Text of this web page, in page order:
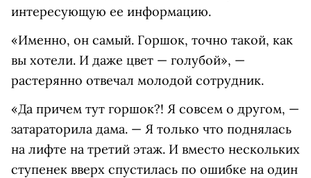
интересующую ее информацию.
«Именно, он самый. Горшок, точно такой, как
вы хотели. И даже цвет — голубой», —
растерянно отвечал молодой сотрудник.
«Да причем тут горшок?! Я совсем о другом, —
затараторила дама. — Я только что поднялась
на лифте на третий этаж. И вместо нескольких
ступенек вверх спустилась по ошибке на один